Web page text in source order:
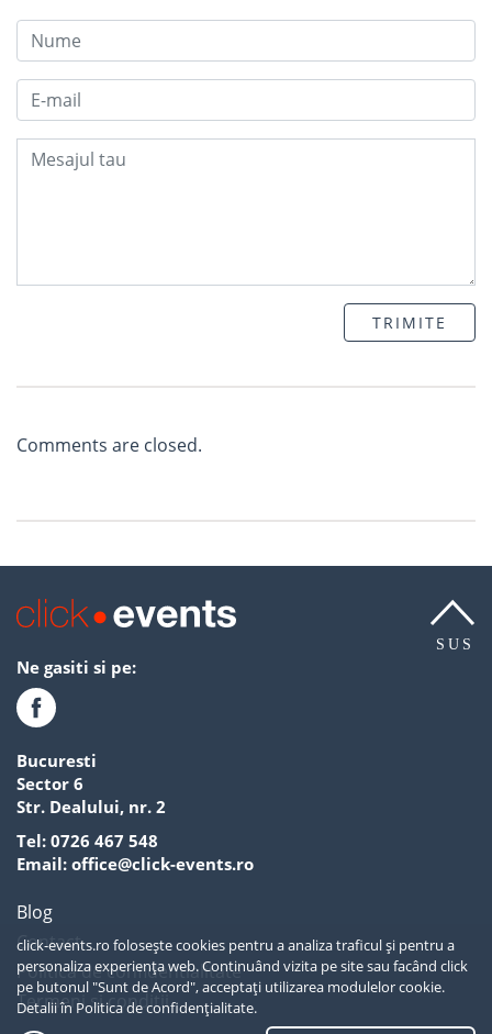
click-events.ro folosește cookies pentru a analiza traficul și pentru a
personaliza experiența web. Continuând vizita pe site sau facând click
pe butonul "Sunt de Acord", acceptați utilizarea modulelor cookie.
Detalii în Politica de confidențialitate.
TRIMITE
Comments are closed.
SUS
Ne gasiti si pe:
Bucuresti
Sector 6
Str. Dealului, nr. 2
Tel: 0726 467 548
Email: office@click-events.ro
Blog
Contact
Politica de confidentialitate
Termeni si conditii